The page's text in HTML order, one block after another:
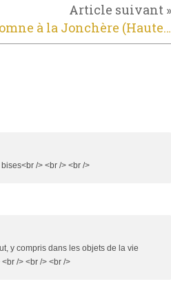
Automne à la Jonchère (Haute-Vienne) au 100 mm
/> <br /> <br />
y compris dans les objets de la vie
/> <br /> <br />